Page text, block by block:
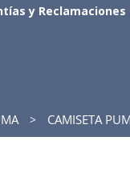
y Reclamaciones
CAMISETA